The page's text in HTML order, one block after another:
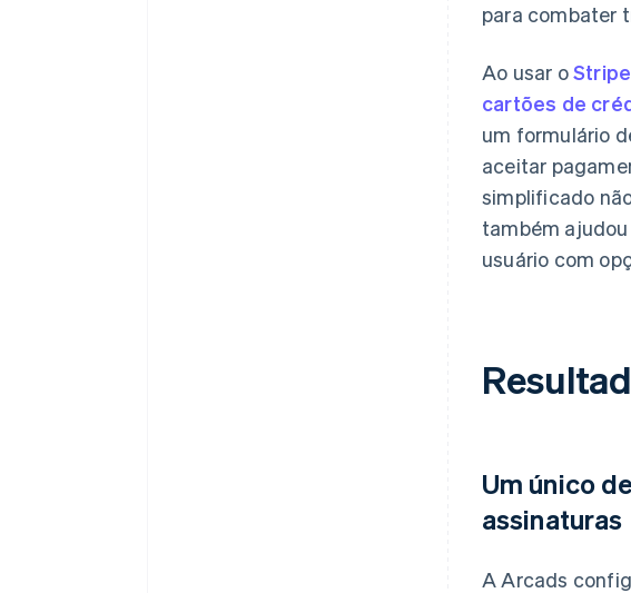
para combater
Ao usar o
cartões de
um formulário
aceitar
simplificado
também
usuário com
Um único
assinaturas
A Arcads